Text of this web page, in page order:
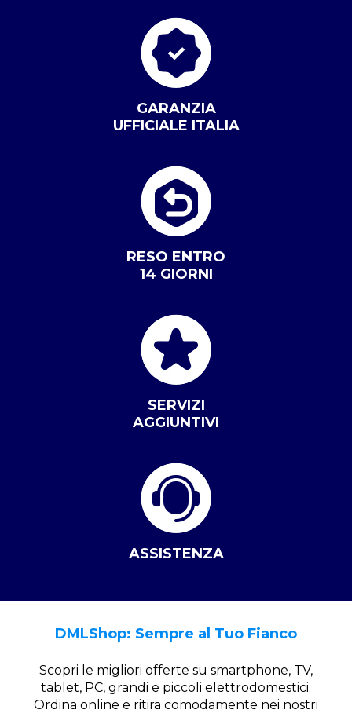
GARANZIA
UFFICIALE ITALIA
RESO ENTRO
14 GIORNI
SERVIZI
AGGIUNTIVI
ASSISTENZA
DMLShop: Sempre al Tuo Fianco
Scopri le migliori offerte su smartphone, TV,
tablet, PC, grandi e piccoli elettrodomestici.
Ordina online e ritira comodamente nei nostri